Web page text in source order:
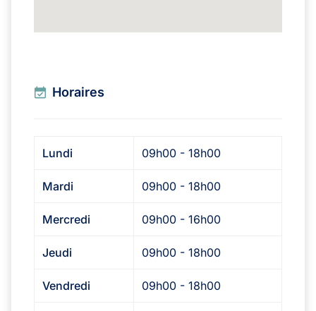
Horaires
Lundi 09h00 - 18h00
Mardi 09h00 - 18h00
Mercredi 09h00 - 16h00
Jeudi 09h00 - 18h00
Vendredi 09h00 - 18h00